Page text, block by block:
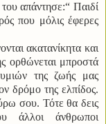
απάντησε:“ Παιδί
που μόλις έφερες
ακατανίκητα και
ορθώνεται μπροστά
της ζωής μας
δρόμο της ελπίδος.
σου. Τότε θα δεις
άλλοι άνθρωποι